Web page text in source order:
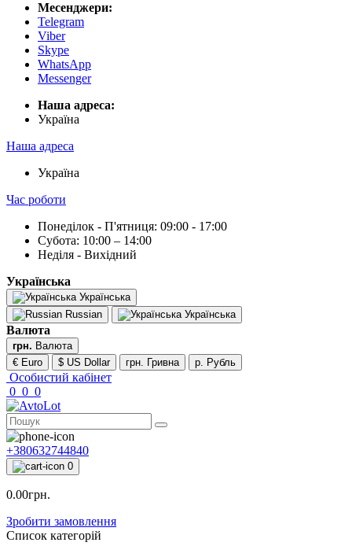
Месенджери:
Telegram
Viber
Skype
WhatsApp
Messenger
Наша адреса:
Українa
Наша адреса
Українa
Час роботи
Понеділок - П'ятниця: 09:00 - 17:00
Субота: 10:00 – 14:00
Неділя - Вихідний
Українська
Українська
Russian
Українська
Валюта
грн. Валюта
€ Euro
$ US Dollar грн. Гривна р. Рубль
Особистий кабінет
0 0 0
+380632744840
0
0.00грн.
Зробити замовлення
Список категорій